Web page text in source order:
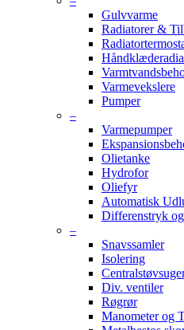
Gulvvarme
Radiatorer &
Varmevekslere
Pumper
–
Varmepumper
Olietanke
Hydrofor
Oliefyr
Automatisk
Differenstryk
–
Snavssamler
Isolering
Div. ventiler
Røgrør
Manometer og